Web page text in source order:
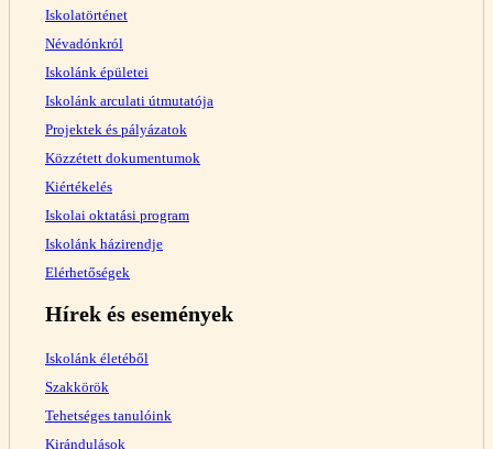
Iskolatörténet
Névadónkról
Iskolánk épületei
Iskolánk arculati útmutatója
Projektek és pályázatok
Közzétett dokumentumok
Kiértékelés
Iskolai oktatási program
Iskolánk házirendje
Elérhetőségek
Hírek és események
Iskolánk életéből
Szakkörök
Tehetséges tanulóink
Kirándulások